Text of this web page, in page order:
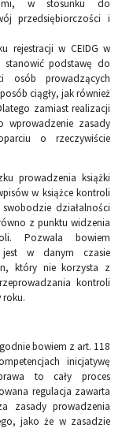
w stosunku do
przedsiębiorczości i
rejestracji w CEIDG w
podstawę do
osób prowadzących
ciągły, jak również
zamiast realizacji
wprowadzenie zasady
o rzeczywiście
prowadzenia książki
w książce kontroli
działalności
z punktu widzenia
Pozwala bowiem
jest w danym czasie
który nie korzysta z
kontroli
bowiem z art. 118
inicjatywę
to cały proces
regulacja zawarta
zasady prowadzenia
jako że w zasadzie